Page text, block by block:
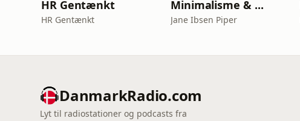
HR Gentænkt
HR Gentænkt
Minimalisme & ...
Jane Ibsen Piper
DanmarkRadio.com
Lyt til radiostationer og podcasts fra